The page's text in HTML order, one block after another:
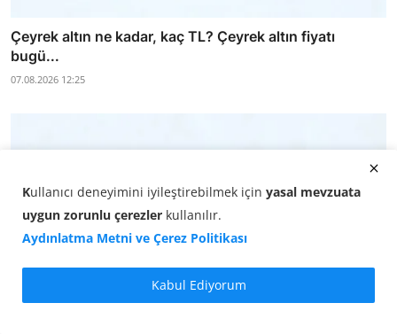
Çeyrek altın ne kadar, kaç TL? Çeyrek altın fiyatı
bugü...
07.08.2026 12:25
Kullanıcı deneyimini iyileştirebilmek için yasal mevzuata
uygun zorunlu çerezler kullanılır.
Aydınlatma Metni ve Çerez Politikası
Kabul Ediyorum